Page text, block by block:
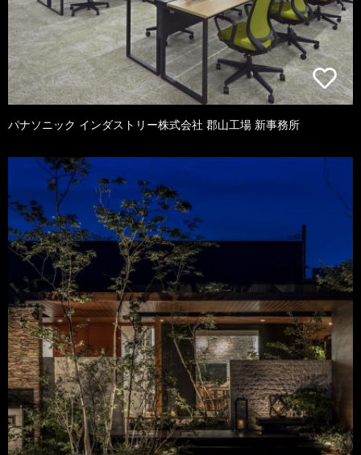
パナソニック インダストリー株式会社 郡山工場 新事務所